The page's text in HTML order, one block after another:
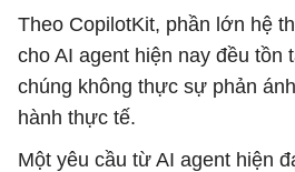
Theo CopilotKit, phần lớn hệ
cho AI agent hiện nay đều tồn
chúng không thực sự phản
hành thực tế.
Một yêu cầu từ AI agent hiện